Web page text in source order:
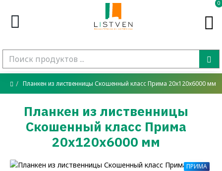
0
Планкен из лиственницы Скошенный класс Прима 20x120x6000 мм
Планкен из лиственницы
Скошенный класс Прима
20x120x6000 мм
ПРИМА